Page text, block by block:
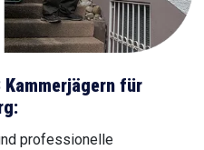
Kammerjägern für
professionelle